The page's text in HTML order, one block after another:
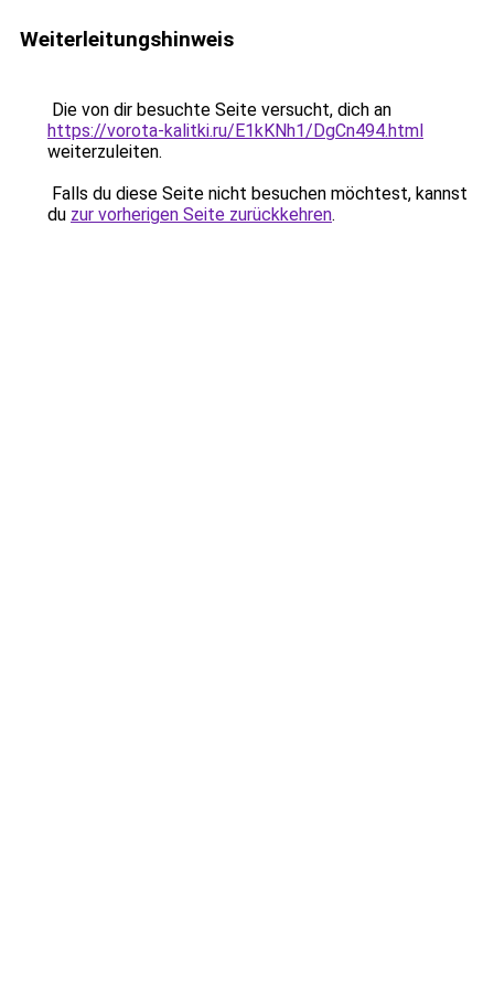
Weiterleitungshinweis
Die von dir besuchte Seite versucht, dich an
https://vorota-kalitki.ru/E1kKNh1/DgCn494.html
weiterzuleiten.
Falls du diese Seite nicht besuchen möchtest, kannst
du zur vorherigen Seite zurückkehren.